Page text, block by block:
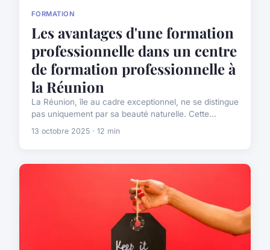
FORMATION
Les avantages d'une formation
professionnelle dans un centre
de formation professionnelle à
la Réunion
La Réunion, île au cadre exceptionnel, ne se distingue
pas uniquement par sa beauté naturelle. Cette...
13 octobre 2025 · 12 min